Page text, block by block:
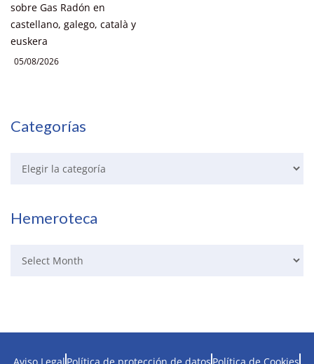
sobre Gas Radón en
castellano, galego, català y
euskera
05/08/2026
Categorías
Hemeroteca